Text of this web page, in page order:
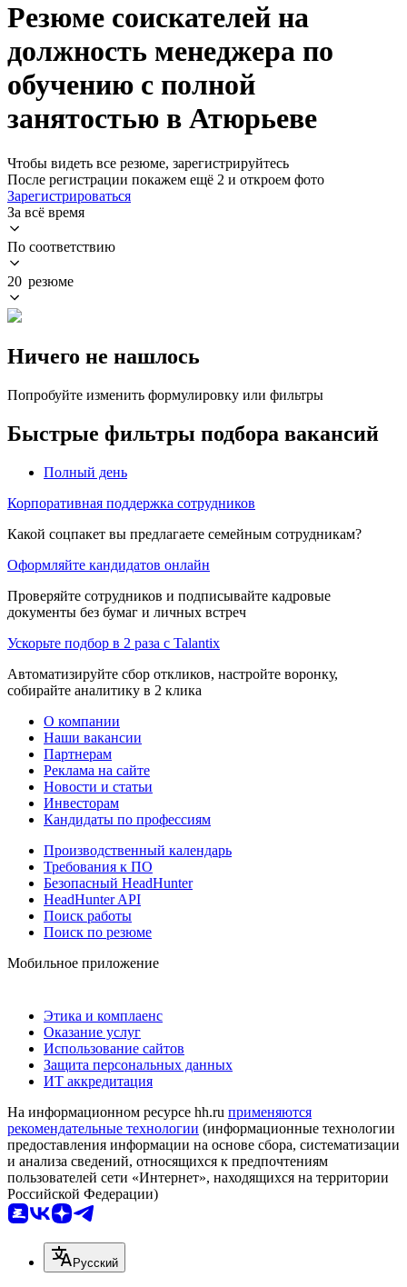
Резюме соискателей на
должность менеджера по
обучению с полной
занятостью в Атюрьеве
Чтобы видеть все резюме, зарегистрируйтесь
После регистрации покажем ещё 2 и откроем фото
Зарегистрироваться
За всё время
По соответствию
20 резюме
Ничего не нашлось
Попробуйте изменить формулировку или фильтры
Быстрые фильтры подбора вакансий
Полный день
Корпоративная поддержка сотрудников
Какой соцпакет вы предлагаете семейным сотрудникам?
Оформляйте кандидатов онлайн
Проверяйте сотрудников и подписывайте кадровые
документы без бумаг и личных встреч
Ускорьте подбор в 2 раза с Talantix
Автоматизируйте сбор откликов, настройте воронку,
собирайте аналитику в 2 клика
О компании
Наши вакансии
Партнерам
Реклама на сайте
Новости и статьи
Инвесторам
Кандидаты по профессиям
Производственный календарь
Требования к ПО
Безопасный HeadHunter
HeadHunter API
Поиск работы
Поиск по резюме
Мобильное приложение
Этика и комплаенс
Оказание услуг
Использование сайтов
Защита персональных данных
ИТ аккредитация
На информационном ресурсе hh.ru применяются
рекомендательные технологии (информационные технологии
предоставления информации на основе сбора, систематизации
и анализа сведений, относящихся к предпочтениям
пользователей сети «Интернет», находящихся на территории
Российской Федерации)
Русский